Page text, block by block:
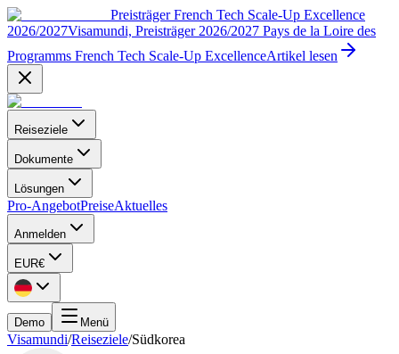
Preisträger French Tech Scale-Up Excellence
2026/2027Visamundi, Preisträger 2026/2027 Pays de la Loire des
Programms French Tech Scale-Up ExcellenceArtikel lesen
Reiseziele
Dokumente
Lösungen
Pro-AngebotPreiseAktuelles
Anmelden
EUR€
Demo Menü
Visamundi/Reiseziele/Südkorea